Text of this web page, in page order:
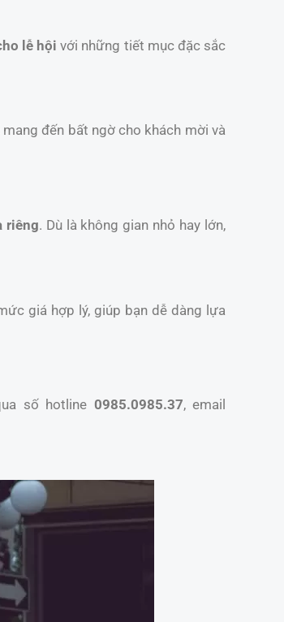
lễ hội với những tiết mục đặc sắc
đến bất ngờ cho khách mời và
riêng. Dù là không gian nhỏ hay lớn,
giá hợp lý, giúp bạn dễ dàng lựa
số hotline 0985.0985.37, email